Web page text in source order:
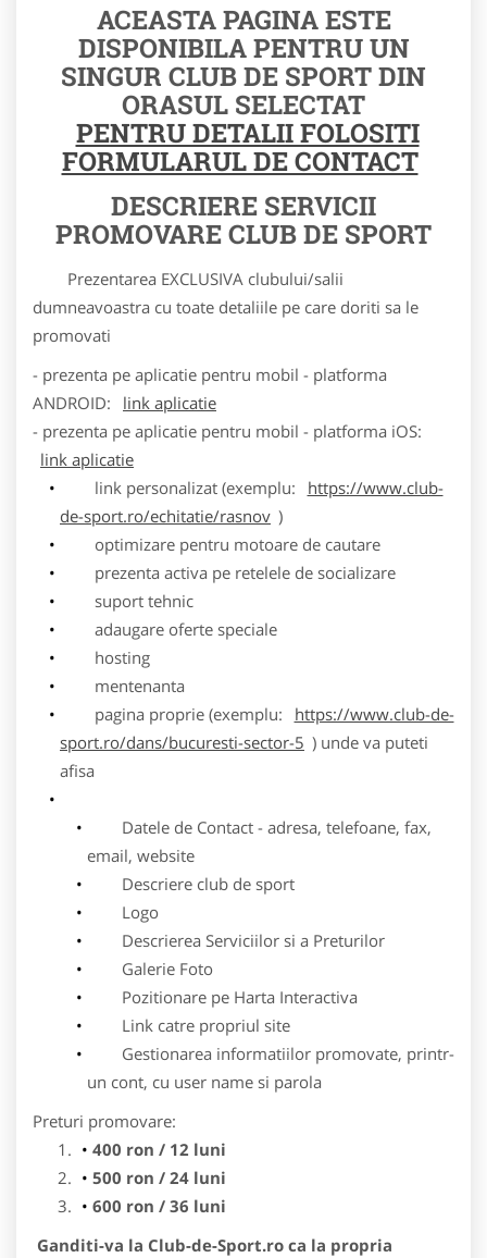
ACEASTA PAGINA ESTE
DISPONIBILA PENTRU UN
SINGUR CLUB DE SPORT DIN
ORASUL SELECTAT
PENTRU DETALII FOLOSITI
FORMULARUL DE CONTACT
DESCRIERE SERVICII
PROMOVARE CLUB DE SPORT
Prezentarea EXCLUSIVA clubului/salii
dumneavoastra cu toate detaliile pe care doriti sa le
promovati
- prezenta pe aplicatie pentru mobil - platforma
ANDROID:
link aplicatie
- prezenta pe aplicatie pentru mobil - platforma iOS:
link aplicatie
link personalizat (exemplu:
https://www.club-
de-sport.ro/echitatie/rasnov )
optimizare pentru motoare de cautare
prezenta activa pe retelele de socializare
suport tehnic
adaugare oferte speciale
hosting
mentenanta
pagina proprie (exemplu:
https://www.club-de-
sport.ro/dans/bucuresti-sector-5 ) unde va puteti
afisa
Datele de Contact - adresa, telefoane, fax,
email, website
Descriere club de sport
Logo
Descrierea Serviciilor si a Preturilor
Galerie Foto
Pozitionare pe Harta Interactiva
Link catre propriul site
Gestionarea informatiilor promovate, printr-
un cont, cu user name si parola
Preturi promovare:
400 ron / 12 luni
500 ron / 24 luni
600 ron / 36 luni
Ganditi-va la Club-de-Sport.ro ca la propria